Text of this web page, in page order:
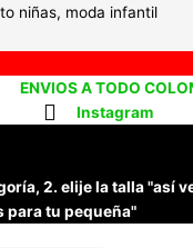
niñas, moda infantil
ENVIOS A TODO
Instagram
2. elije la talla "así
para tu pequeña"